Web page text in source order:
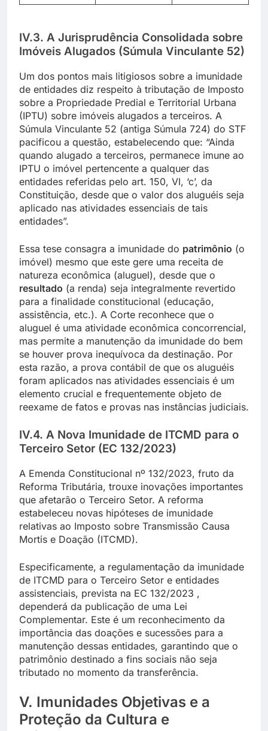
IV.3. A Jurisprudência Consolidada sobre
Imóveis Alugados (Súmula Vinculante 52)
Um dos pontos mais litigiosos sobre a imunidade
de entidades diz respeito à tributação de Imposto
sobre a Propriedade Predial e Territorial Urbana
(IPTU) sobre imóveis alugados a terceiros. A
Súmula Vinculante 52 (antiga Súmula 724) do STF
pacificou a questão, estabelecendo que: “Ainda
quando alugado a terceiros, permanece imune ao
IPTU o imóvel pertencente a qualquer das
entidades referidas pelo art. 150, VI, ‘c’, da
Constituição, desde que o valor dos aluguéis seja
aplicado nas atividades essenciais de tais
entidades”.
Essa tese consagra a imunidade do patrimônio (o
imóvel) mesmo que este gere uma receita de
natureza econômica (aluguel), desde que o
resultado (a renda) seja integralmente revertido
para a finalidade constitucional (educação,
assistência, etc.). A Corte reconhece que o
aluguel é uma atividade econômica concorrencial,
mas permite a manutenção da imunidade do bem
se houver prova inequívoca da destinação. Por
esta razão, a prova contábil de que os aluguéis
foram aplicados nas atividades essenciais é um
elemento crucial e frequentemente objeto de
reexame de fatos e provas nas instâncias judiciais.
IV.4. A Nova Imunidade de ITCMD para o
Terceiro Setor (EC 132/2023)
A Emenda Constitucional nº 132/2023, fruto da
Reforma Tributária, trouxe inovações importantes
que afetarão o Terceiro Setor. A reforma
estabeleceu novas hipóteses de imunidade
relativas ao Imposto sobre Transmissão Causa
Mortis e Doação (ITCMD).
Especificamente, a regulamentação da imunidade
de ITCMD para o Terceiro Setor e entidades
assistenciais, prevista na EC 132/2023 ,
dependerá da publicação de uma Lei
Complementar. Este é um reconhecimento da
importância das doações e sucessões para a
manutenção dessas entidades, garantindo que o
patrimônio destinado a fins sociais não seja
tributado no momento da transferência.
V. Imunidades Objetivas e a
Proteção da Cultura e